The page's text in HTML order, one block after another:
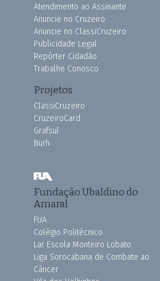
Atendimento ao Assinante
Anuncie no Cruzeiro
Anuncie no ClassiCruzeiro
Publicidade Legal
Repórter Cidadão
Trabalhe Conosco
Projetos
ClassiCruzeiro
CruzeiroCard
Grafsul
Burh
Fundação Ubaldino do
Amaral
FUA
Colégio Politécnico
Lar Escola Monteiro Lobato
Liga Sorocabana de Combate ao
Câncer